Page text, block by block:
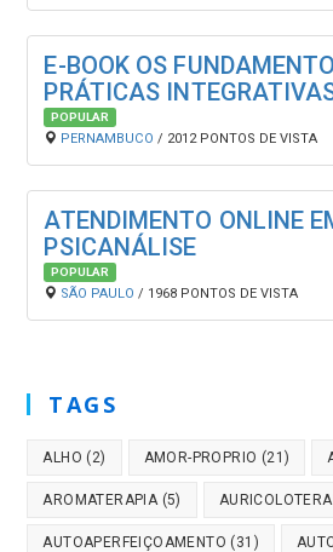
E-BOOK OS
PRÁTICAS
POPULAR
PERNAMBUCO / 2012 PONTOS DE VISTA
ATENDIMENTO ONLINE
PSICANÁLISE
POPULAR
SÃO PAULO / 1968 PONTOS DE VISTA
TAGS
ALHO (2) AMOR-PROPRIO (21)
AROMATERAPIA (5)
AUTOAPERFEIÇOAMENTO (31)